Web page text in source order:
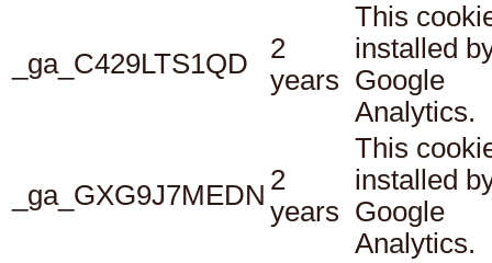
_ga_C429LTS1QD
2
years
This
installed
Google
Analytics.
_ga_GXG9J7MEDN 2
years
This
installed
Google
Analytics.